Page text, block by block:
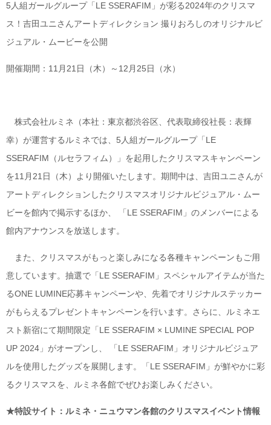
5人組ガールグループ「LE SSERAFIM」が彩る2024年のクリスマ
ス！吉田ユニさんアートディレクション 撮りおろしのオリジナルビ
ジュアル・ムービーを公開
開催期間：11月21日（木）～12月25日（水）
株式会社ルミネ（本社：東京都渋谷区、代表取締役社長：表輝
幸）が運営するルミネでは、5人組ガールグループ「LE
SSERAFIM（ルセラフィム）」を起用したクリスマスキャンペーン
を11月21日（木）より開催いたします。期間中は、吉田ユニさんが
アートディレクションしたクリスマスオリジナルビジュアル・ムー
ビーを館内で掲示するほか、 「LE SSERAFIM」のメンバーによる
館内アナウンスを放送します。
また、クリスマスがもっと楽しみになる各種キャンペーンもご用
意しています。抽選で「LE SSERAFIM」スペシャルアイテムが当た
るONE LUMINE応募キャンペーンや、先着でオリジナルステッカー
がもらえるプレゼントキャンペーンを行います。さらに、ルミネエ
スト新宿にて期間限定「LE SSERAFIM × LUMINE SPECIAL POP
UP 2024」がオープンし、 「LE SSERAFIM」オリジナルビジュア
ルを使用したグッズを展開します。「LE SSERAFIM」が鮮やかに彩
るクリスマスを、ルミネ各館でぜひお楽しみください。
★特設サイト：ルミネ・ニュウマン各館のクリスマスイベント情報